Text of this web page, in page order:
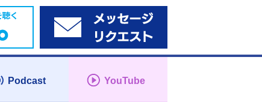
Podcast YouTube